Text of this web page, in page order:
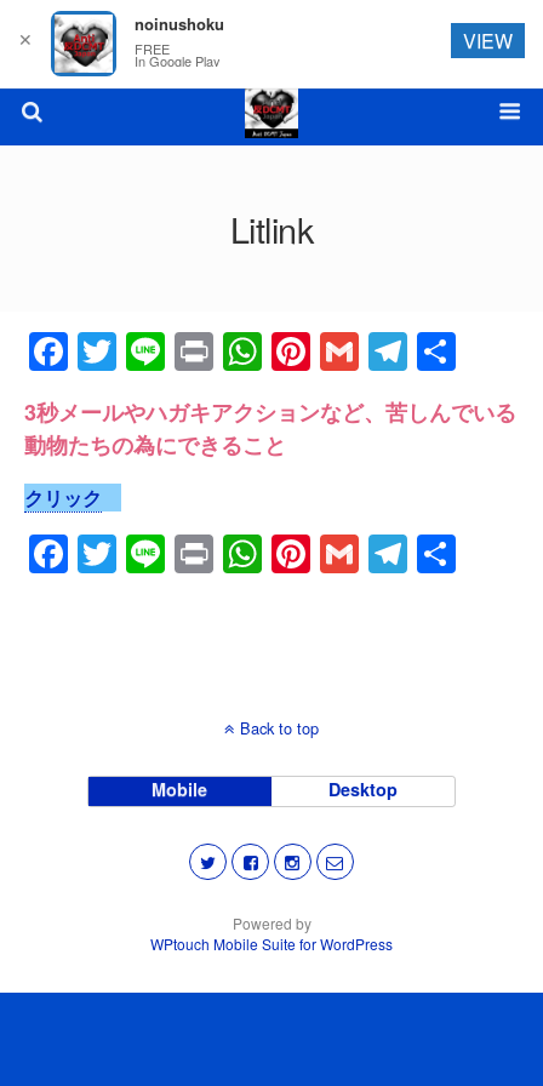
Litlink
F
a
c
e
b
o
o
T
wi
tt
er
Li
n
e
Pr
in
t
W
h
at
s
p
p
Pi
nt
er
G
m
ail
T
el
e
m
有
3秒メールやハガキアクションなど、苦しんでいる
動物たちの為にできること
クリック
F
a
o
T
wi
Li
n
Pr
in
W
h
A
p
p
Pi
nt
G
m
T
el
Back to top
Mobile Desktop
Powered by
WPtouch Mobile Suite for WordPress
✕
noinushoku
FREE
In Google Play
VIEW